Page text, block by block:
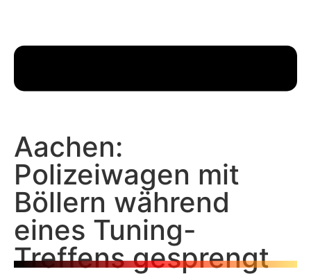
Aachen:
Polizeiwagen mit
Böllern während
eines Tuning-
Treffens gesprengt